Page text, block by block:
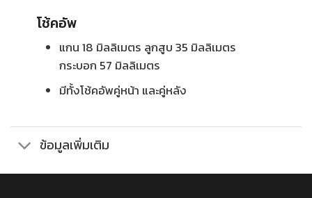
โช้คอัพ
แกน 18 มิลลิเมตร ลูกสูบ 35 มิลลิเมตร
กระบอก 57 มิลลิเมตร
มีทั้งโช้คอัพคู่หน้า และคู่หลัง
ข้อมูลเพิ่มเติม